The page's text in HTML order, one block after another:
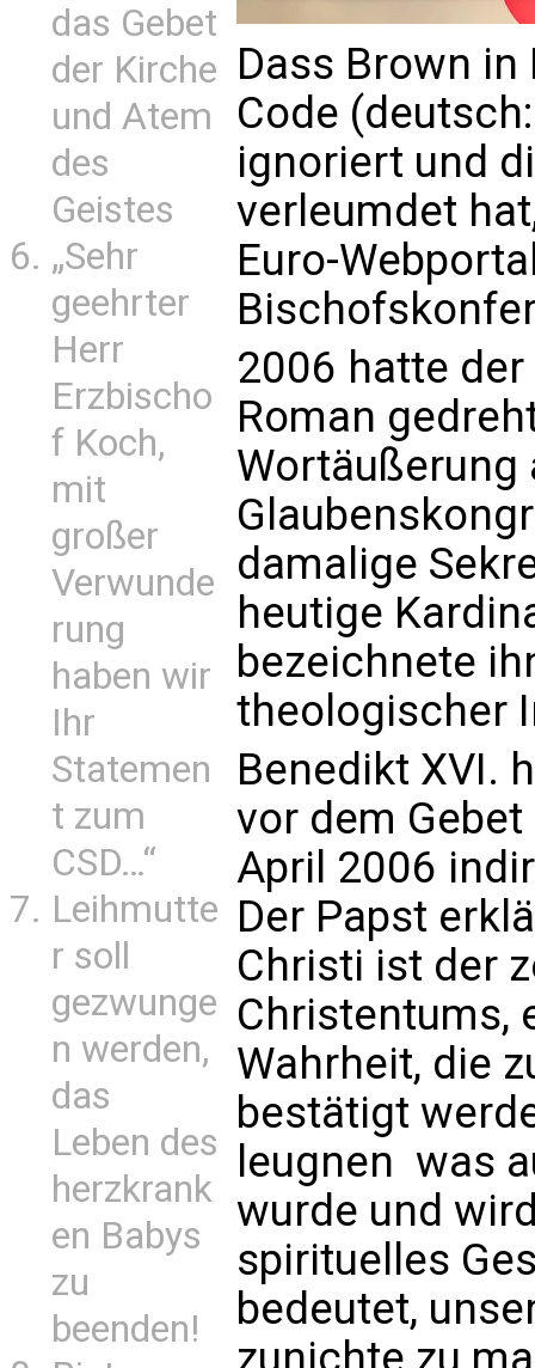
das Gebet
der Kirche
und Atem
des
Geistes
„Sehr
geehrter
Herr
Erzbischo
f Koch,
mit
großer
Verwunde
rung
haben wir
Ihr
Statemen
t zum
CSD…“
Leihmutte
r soll
gezwunge
n werden,
das
Leben des
herzkrank
en Babys
zu
beenden!
Dass Brown in
Code
ignoriert und
verleumdet
Euro-
2006 hatte
Roman
Wortäußerung
damalige
heutige
bezeichnete
theologischer
Benedikt XVI.
vor dem
April 2006
Der Papst
Christi ist der
Christentums,
Wahrheit, die
bestätigt
leugnen 
wurde und
spirituelles
bedeutet,